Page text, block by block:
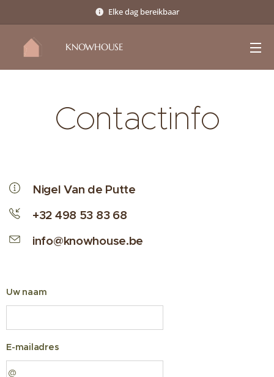
Elke dag bereikbaar
KNOWHOUSE
Contactinfo
Nigel Van de Putte
+32 498 53 83 68
info@knowhouse.be
Uw naam
E-mailadres